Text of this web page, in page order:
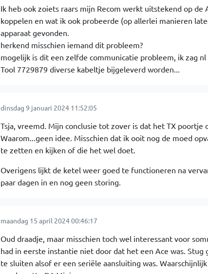
Ik heb ook zoiets raars mijn Recom werkt uitstekend op
koppelen en wat ik ook probeerde (op allerlei manieren
apparaat gevonden.
herkend misschien iemand dit probleem?
mogelijk is dit een zelfde communicatie probleem, ik zag
Tool 7729879 diverse kabeltje bijgeleverd worden...
dinsdag 9 januari 2024 11:52:05
Tsja, vreemd. Mijn conclusie tot zover is dat het TX poortje
Waarom...geen idee. Misschien dat ik ooit nog de moed
te zetten en kijken of die het wel doet.
Overigens lijkt de ketel weer goed te functioneren na
paar dagen in en nog geen storing.
maandag 15 april 2024 00:46:17
Oud draadje, maar misschien toch wel interessant voor
had in eerste instantie niet door dat het een Ace was. Stug
te sluiten alsof er een seriële aansluiting was.